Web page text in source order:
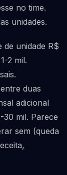
no time.
unidades.
de unidade R$
2 mil.
duas
adicional
30 mil. Parece
sem (queda